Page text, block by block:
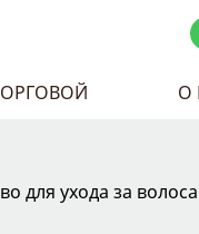
О
для ухода за